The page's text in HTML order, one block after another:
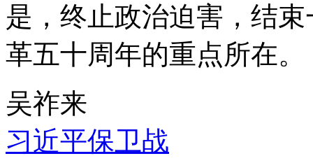
是，终止政治迫害，结
革五十周年的重点所在。
吴祚来
习近平保卫战